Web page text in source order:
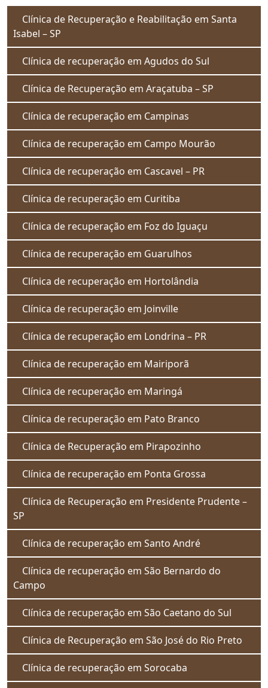
Clínica de Recuperação e Reabilitação em Santa
Isabel – SP
Clínica de recuperação em Agudos do Sul
Clínica de Recuperação em Araçatuba – SP
Clínica de recuperação em Campinas
Clínica de recuperação em Campo Mourão
Clínica de recuperação em Cascavel – PR
Clínica de recuperação em Curitiba
Clínica de recuperação em Foz do Iguaçu
Clínica de recuperação em Guarulhos
Clínica de recuperação em Hortolândia
Clínica de recuperação em Joinville
Clínica de recuperação em Londrina – PR
Clínica de recuperação em Mairiporã
Clínica de recuperação em Maringá
Clínica de recuperação em Pato Branco
Clínica de Recuperação em Pirapozinho
Clínica de recuperação em Ponta Grossa
Clínica de Recuperação em Presidente Prudente –
SP
Clínica de recuperação em Santo André
Clínica de recuperação em São Bernardo do
Campo
Clínica de recuperação em São Caetano do Sul
Clínica de Recuperação em São José do Rio Preto
Clínica de recuperação em Sorocaba